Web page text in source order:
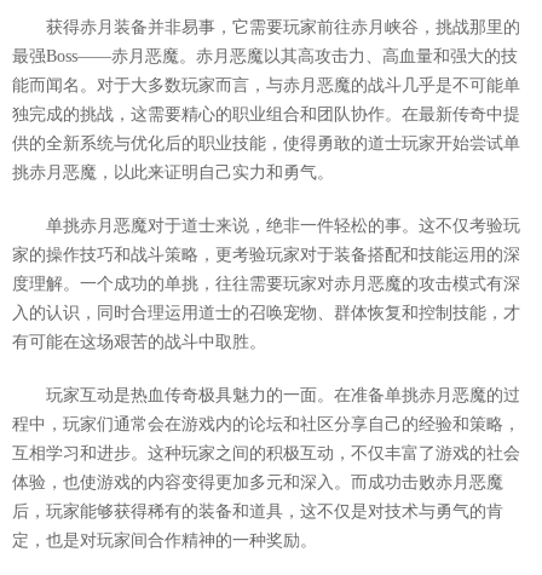
获得赤月装备并非易事，它需要玩家前往赤月峡谷，挑战那里的
最强Boss——赤月恶魔。赤月恶魔以其高攻击力、高血量和强大的技
能而闻名。对于大多数玩家而言，与赤月恶魔的战斗几乎是不可能单
独完成的挑战，这需要精心的职业组合和团队协作。在最新传奇中提
供的全新系统与优化后的职业技能，使得勇敢的道士玩家开始尝试单
挑赤月恶魔，以此来证明自己实力和勇气。
单挑赤月恶魔对于道士来说，绝非一件轻松的事。这不仅考验玩
家的操作技巧和战斗策略，更考验玩家对于装备搭配和技能运用的深
度理解。一个成功的单挑，往往需要玩家对赤月恶魔的攻击模式有深
入的认识，同时合理运用道士的召唤宠物、群体恢复和控制技能，才
有可能在这场艰苦的战斗中取胜。
玩家互动是热血传奇极具魅力的一面。在准备单挑赤月恶魔的过
程中，玩家们通常会在游戏内的论坛和社区分享自己的经验和策略，
互相学习和进步。这种玩家之间的积极互动，不仅丰富了游戏的社会
体验，也使游戏的内容变得更加多元和深入。而成功击败赤月恶魔
后，玩家能够获得稀有的装备和道具，这不仅是对技术与勇气的肯
定，也是对玩家间合作精神的一种奖励。